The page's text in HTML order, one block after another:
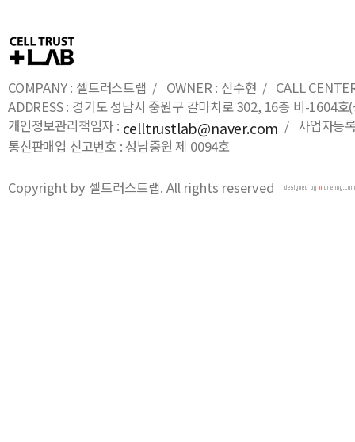
COMPANY : 셀트러스트랩 / OWNER : 신수현 / CALL
ADDRESS : 경기도 성남시 중원구 갈마치로 302, 16층 비-1604
개인정보관리책임자 : celltrustlab@naver.com / 사업자등
통신판매업 신고번호 : 성남중원 제 0094호
Copyright by 셀트러스트랩. All rights reserved